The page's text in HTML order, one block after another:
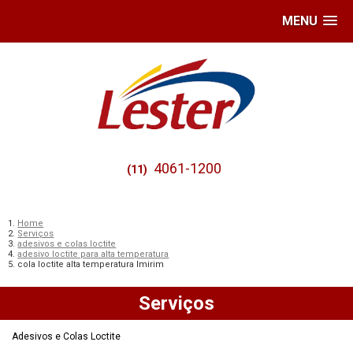
MENU
(11) 4061-1200
Home
Serviços
adesivos e colas loctite
adesivo loctite para alta temperatura
cola loctite alta temperatura Imirim
Serviços
Adesivos e Colas Loctite